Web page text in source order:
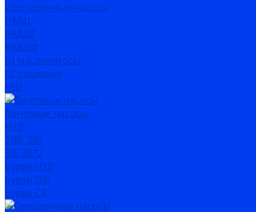
Шестеренные насосы
НМШ
НМШГ
НМШФ
Ш маслонасосы
Ш пищевые
НШ
Винтовые насосы
Н1В
2ВВ, 2ВГ
3В, 3В*2
Бурун Н1В
Бурун ПФ
Бурун СХ